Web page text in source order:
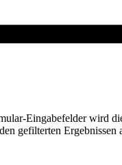
Eingabefelder wird
gefilterten Ergebnissen